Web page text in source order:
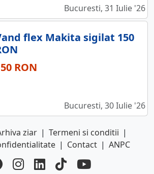
Bucuresti, 31 Iulie '26
flex Makita sigilat 150
RON
Bucuresti, 30 Iulie '26
ziar | Termeni si conditii |
| Contact | ANPC